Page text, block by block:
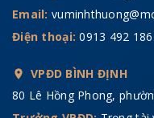
Email:
Điện thoại:0913 492 186
VPĐD BÌNH ĐỊNH
80 Lê Hồng Phong,